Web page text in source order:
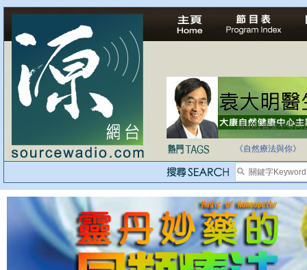
法治社會並不等同
自家教育合法化-
《自然療法與你》